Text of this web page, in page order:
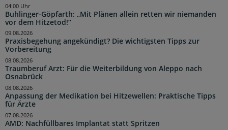
Buhlinger-Göpfarth: „Mit Plänen allein retten wir niemanden
vor dem Hitzetod!“
04:00 Uhr
Praxisbegehung angekündigt? Die wichtigsten Tipps zur
Vorbereitung
09.08.2026
Traumberuf Arzt: Für die Weiterbildung von Aleppo nach
Osnabrück
08.08.2026
Anpassung der Medikation bei Hitzewellen: Praktische Tipps
für Ärzte
08.08.2026
AMD: Nachfüllbares Implantat statt Spritzen
07.08.2026